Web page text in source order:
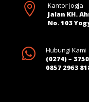

Kantor Jogja
Jalan KH.
No. 103

Hubungi Kami
(0274) –
0857 2963